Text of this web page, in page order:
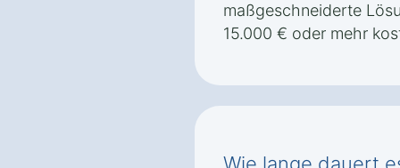
maßgeschneiderte
15.000 € oder mehr